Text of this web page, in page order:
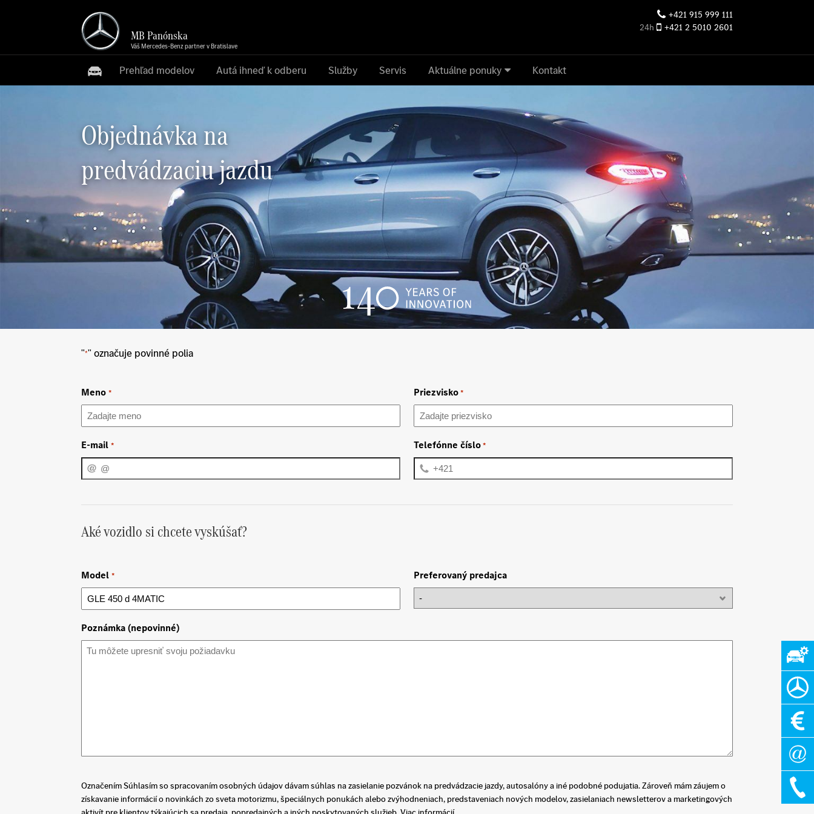
MB Panónska
Váš Mercedes-Benz partner v Bratislave
+421 915 999 111
24h
+421 2 5010 2601
Prehľad modelov Autá ihneď k odberu Služby Servis Aktuálne ponuky Kontakt
Objednávka na
predvádzaciu jazdu
"*" označuje povinné polia
Meno * Priezvisko*
E-mail * Telefónne číslo*
Aké vozidlo si chcete vyskúšať?
Model * Preferovaný predajca
Poznámka (nepovinné)
Označením Súhlasím so spracovaním osobných údajov dávam súhlas na zasielanie pozvánok na predvádzacie jazdy, autosalóny a iné podobné podujatia. Zároveň mám záujem o
získavanie informácií o novinkách zo sveta motorizmu, špeciálnych ponukách alebo zvýhodneniach, predstaveniach nových modelov, zasielaniach newsletterov a marketingových